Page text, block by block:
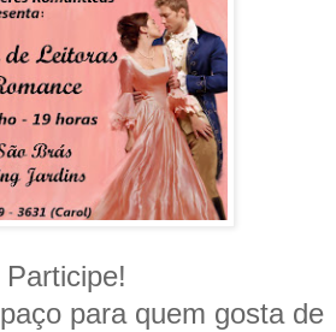
Participe!
para quem gosta de